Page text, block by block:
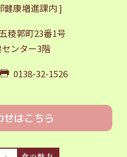
健康増進課内 ]
稜郭町23番1号
ンター3階
0138-32-1526
せはこちら